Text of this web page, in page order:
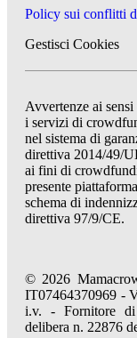
Policy sui conflitti
Gestisci Cookies
Avvertenze ai
i servizi di
nel sistema di
direttiva 2014/49/
ai fini di
presente
schema di
direttiva 97/9/CE.
© 2026
IT07464370969 -
i.v. - Fornitore di
delibera n. 22876